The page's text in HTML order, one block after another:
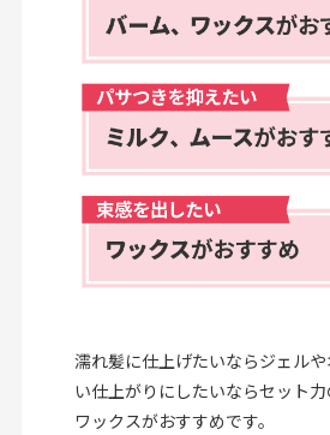
濡れ髪に仕上げたいならジェル
い仕上がりにしたいならセット
ワックスがおすすめです。